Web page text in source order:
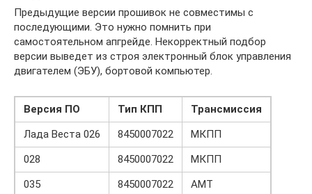
Предыдущие версии прошивок не совместимы с
последующими. Это нужно помнить при
самостоятельном апгрейде. Некорректный подбор
версии выведет из строя электронный блок управления
двигателем (ЭБУ), бортовой компьютер.
Версия ПО Тип КПП
Трансмиссия
Лада Веста 026
8450007022
МКПП
028
8450007022
МКПП
035
8450007022
АМТ